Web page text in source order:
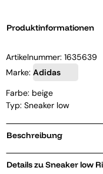
Produktinformationen
Artikelnummer: 1635639
Marke: Adidas
Farbe: beige
Typ: Sneaker low
Beschreibung